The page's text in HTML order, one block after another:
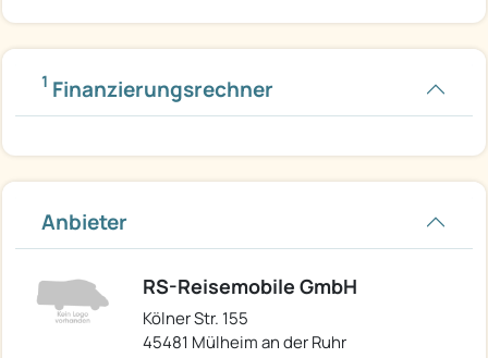
1 Finanzierungsrechner
Anbieter
RS-Reisemobile GmbH
Kölner Str. 155
45481 Mülheim an der Ruhr